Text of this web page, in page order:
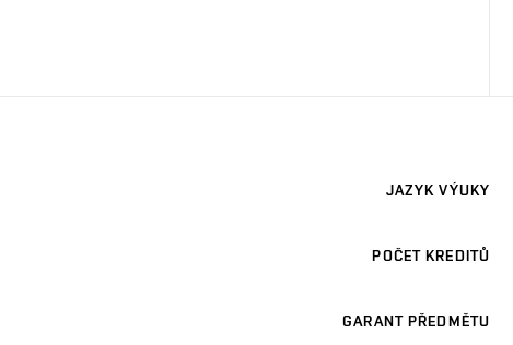
JAZYK VÝUKY
POČET KREDITŮ
GARANT PŘEDMĚTU